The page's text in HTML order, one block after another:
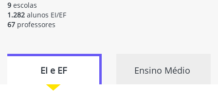
9 escolas
1.282 alunos EI/EF
67 professores
EI e EF Ensino Médio